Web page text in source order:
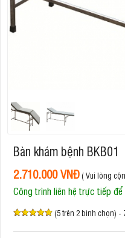
Bàn khám bệnh BKB01
2.710.000 VNĐ( Vui lòng
Công trình liên hệ trực tiếp
(5 trên 2 bình chọn) -